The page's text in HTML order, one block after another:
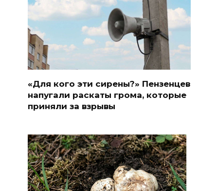
«Для кого эти сирены?» Пензенцев
напугали раскаты грома, которые
приняли за взрывы